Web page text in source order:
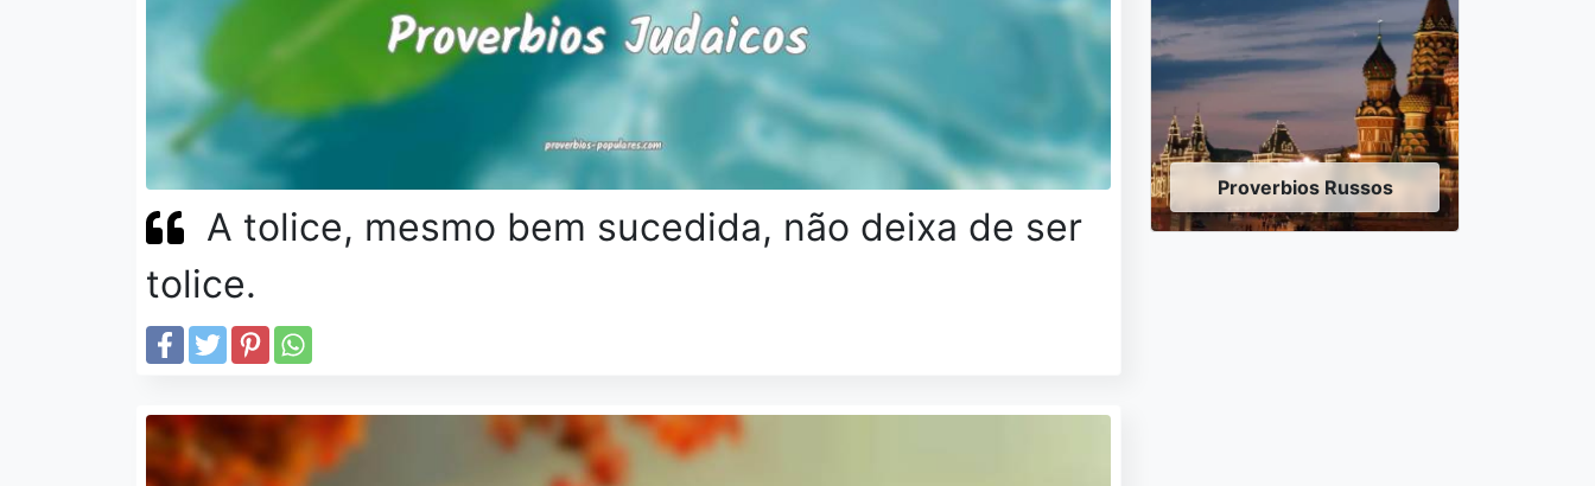
A tolice, mesmo bem sucedida, não deixa de ser
tolice.
Proverbios Russos